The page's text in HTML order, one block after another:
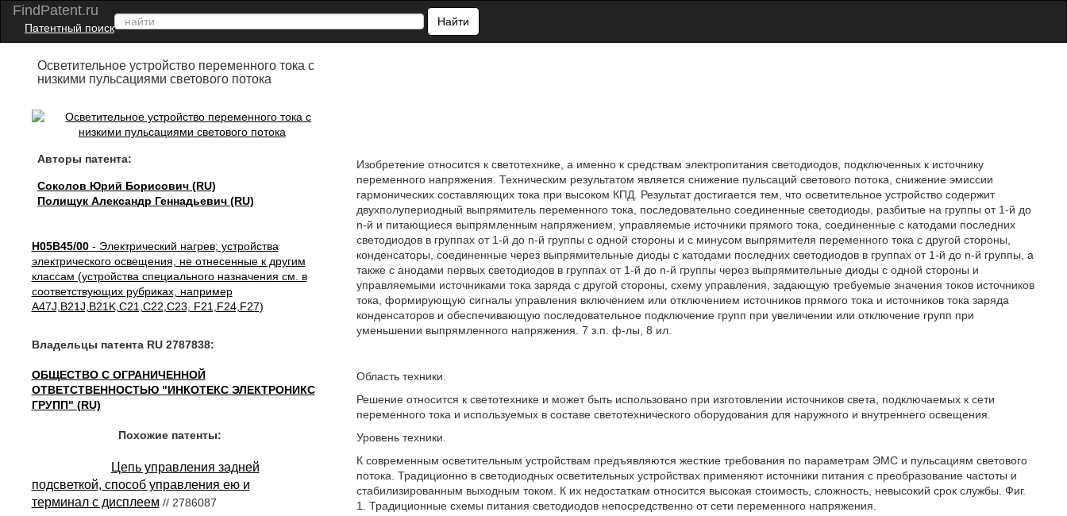
FindPatent.ru
Патентный поиск
Найти
Осветительное устройство переменного тока с
низкими пульсациями светового потока
Авторы патента:
Соколов Юрий Борисович (RU)
Полищук Александр Геннадьевич (RU)
H05B45/00- Электрический нагрев; устройства
электрического освещения, не отнесенные к другим
классам (устройства специального назначения см. в
соответствующих рубриках, например
A47J,B21J,B21K,C21,C22,C23, F21,F24,F27)
Владельцы патента RU 2787838:
ОБЩЕСТВО С ОГРАНИЧЕННОЙ
ОТВЕТСТВЕННОСТЬЮ "ИНКОТЕКС ЭЛЕКТРОНИКС
ГРУПП" (RU)
Изобретение относится к светотехнике, а именно к средствам электропитания светодиодов, подключенных к источнику
переменного напряжения. Техническим результатом является снижение пульсаций светового потока, снижение эмиссии
гармонических составляющих тока при высоком КПД. Результат достигается тем, что осветительное устройство содержит
двухполупериодный выпрямитель переменного тока, последовательно соединенные светодиоды, разбитые на группы от 1-й до
n-й и питающиеся выпрямленным напряжением, управляемые источники прямого тока, соединенные с катодами последних
светодиодов в группах от 1-й до n-й группы с одной стороны и с минусом выпрямителя переменного тока с другой стороны,
конденсаторы, соединенные через выпрямительные диоды с катодами последних светодиодов в группах от 1-й до n-й группы, а
также с анодами первых светодиодов в группах от 1-й до n-й группы через выпрямительные диоды с одной стороны и
управляемыми источниками тока заряда с другой стороны, схему управления, задающую требуемые значения токов источников
тока, формирующую сигналы управления включением или отключением источников прямого тока и источников тока заряда
конденсаторов и обеспечивающую последовательное подключение групп при увеличении или отключение групп при
уменьшении выпрямленного напряжения. 7 з.п. ф-лы, 8 ил.
Область техники.
Решение относится к светотехнике и может быть использовано при изготовлении источников света, подключаемых к сети
переменного тока и используемых в составе светотехнического оборудования для наружного и внутреннего освещения.
Уровень техники.
К современным осветительным устройствам предъявляются жесткие требования по параметрам ЭМС и пульсациям светового
потока. Традиционно в светодиодных осветительных устройствах применяют источники питания с преобразование частоты и
стабилизированным выходным током. К их недостаткам относится высокая стоимость, сложность, невысокий срок службы. Фиг.
1. Традиционные схемы питания светодиодов непосредственно от сети переменного напряжения.
Похожие патенты:
Цепь управления задней
подсветкой, способ управления ею и
терминал с дисплеем // 2786087